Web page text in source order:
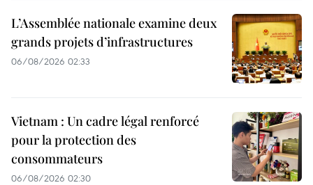
L’Assemblée nationale examine deux
grands projets d’infrastructures
06/08/2026 02:33
Vietnam : Un cadre légal renforcé
pour la protection des
consommateurs
06/08/2026 02:30